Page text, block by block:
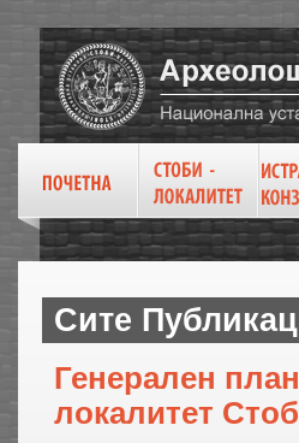
Сите
Генерален
локалитет